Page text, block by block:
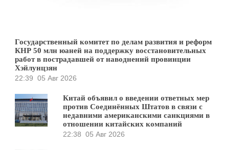
Государственный комитет по делам развития и реформ
КНР 50 млн юаней на поддержку восстановительных
работ в пострадавшей от наводнений провинции
Хэйлунцзян
22:39 05 Авг 2026
Китай объявил о введении ответных мер
против Соединённых Штатов в связи с
недавними американскими санкциями в
отношении китайских компаний
22:38 05 Авг 2026